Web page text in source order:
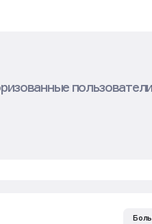
пользователи